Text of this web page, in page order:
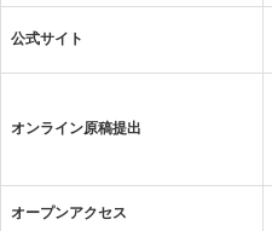
公式サイト
オンライン原稿提出
オープンアクセス